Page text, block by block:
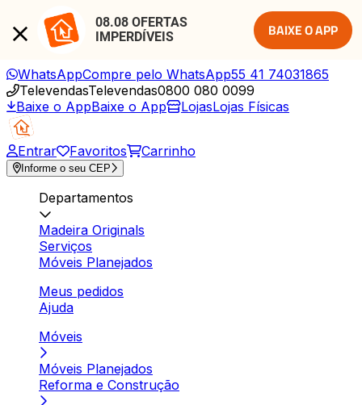
08.08 OFERTAS
IMPERDÍVEIS
BAIXE O APP
WhatsAppCompre pelo WhatsApp55 41 74031865
TelevendasTelevendas0800 080 0099
Baixe o AppBaixe o App LojasLojas Físicas
Entrar Favoritos Carrinho
Informe o seu CEP
Departamentos
Madeira Originals
Serviços
Móveis Planejados
Meus pedidos
Ajuda
Móveis
Móveis Planejados
Reforma e Construção